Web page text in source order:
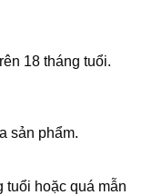
18 tháng tuổi.
sản phẩm.
tuổi hoặc quá mẫn